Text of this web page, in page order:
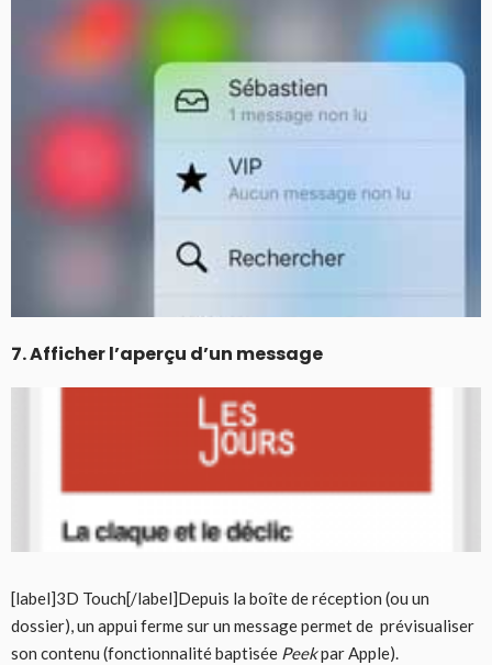
7. Afficher l’aperçu d’un message
[label]3D Touch[/label]Depuis la boîte de réception (ou un
dossier), un appui ferme sur un message permet de prévisualiser
son contenu (fonctionnalité baptisée Peekpar Apple).